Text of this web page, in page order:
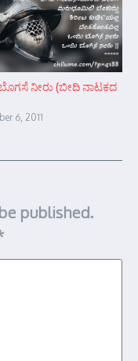
ನೀರು (ಬೀದಿ ನಾಟಕದ
6, 2011
published.